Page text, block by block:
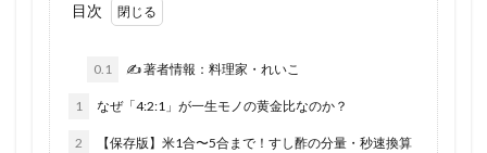
目次
0.1 ✍️ 著者情報：料理家・れいこ
1 なぜ「4:2:1」が一生モノの黄金比なのか？
2
【保存版】米1合〜5合まで！すし酢の分量・秒速換算